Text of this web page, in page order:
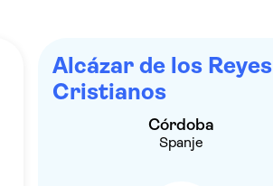
Alcázar de los Reyes
Cristianos
Córdoba
Spanje